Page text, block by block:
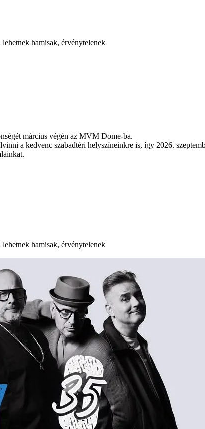
hamisak, érvénytelenek
március végén az MVM Dome-ba.
a kedvenc szabadtéri helyszíneinkre is, így 2026.
hamisak, érvénytelenek